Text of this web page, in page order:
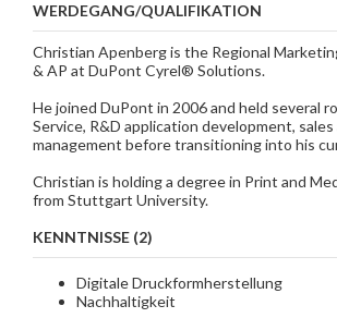
WERDEGANG/QUALIFIKATION
Christian Apenberg is the Regional
& AP at DuPont Cyrel®️ Solutions.
He joined DuPont in 2006 and held several
Service, R&D application development,
management before transitioning into his
Christian is holding a degree in Print and
from Stuttgart University.
KENNTNISSE (2)
Digitale Druckformherstellung
Nachhaltigkeit